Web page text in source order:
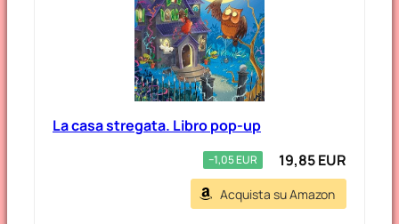
La casa stregata. Libro pop-up
−1,05 EUR 19,85 EUR
Acquista su Amazon